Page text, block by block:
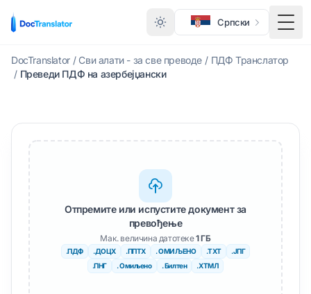
Српски
DocTranslator / Сви алати - за све преводе / ПДФ Транслатор
/ Преведи ПДФ на азербејџански
Отпремите или испустите документ за
превођење
Мак. величина датотеке1 ГБ
.ПДФ .ДОЦX .ППТX . ОМИЉЕНО .ТXТ
.ЈПГ
.ПНГ
. Омиљено . Билтен .ХТМЛ